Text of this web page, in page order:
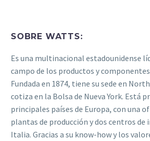
SOBRE WATTS:
Es una multinacional estadounidense
campo de los productos y
Fundada en 1874, tiene su sede en
cotiza en la Bolsa de Nueva York. Está
principales países de Europa, con una
plantas de producción y dos centros de
Italia. Gracias a su know-how y los